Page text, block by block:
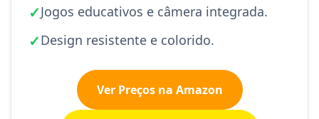
✓Jogos educativos e câmera integrada.
✓Design resistente e colorido.
Ver Preços na Amazon